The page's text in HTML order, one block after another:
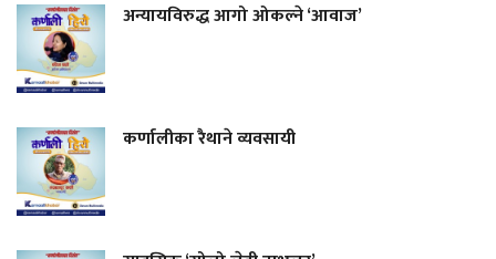
अन्यायविरुद्ध आगो ओकल्ने ‘आवाज’
कर्णालीका रैथाने व्यवसायी